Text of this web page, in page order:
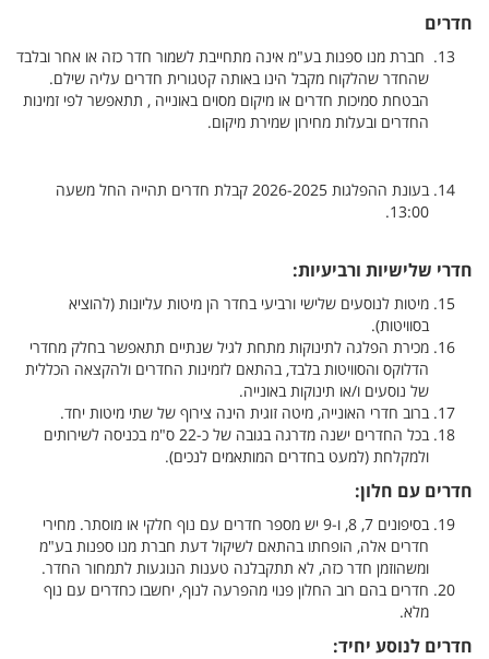
חדרים
חברת מנו ספנות בע"מ אינה מתחייבת לשמור חדר כזה או אחר ובלבד
שהחדר שהלקוח מקבל הינו באותה קטגורית חדרים עליה שילם.
הבטחת סמיכות חדרים או מיקום מסוים באונייה , תתאפשר לפי זמינות
החדרים ובעלות מחירון שמירת מיקום.
בעונת ההפלגות 2026-2025 קבלת חדרים תהייה החל משעה
13:00.
חדרי שלישיות ורביעיות:
מיטות לנוסעים שלישי ורביעי בחדר הן מיטות עליונות (להוציא
בסוויטות).
מכירת הפלגה לתינוקות מתחת לגיל שנתיים תתאפשר בחלק מחדרי
הדלוקס והסוויטות בלבד, בהתאם לזמינות החדרים ולהקצאה הכללית
של נוסעים ו/או תינוקות באונייה.
ברוב חדרי האונייה, מיטה זוגית הינה צירוף של שתי מיטות יחד.
בכל החדרים ישנה מדרגה בגובה של כ-22 ס"מ בכניסה לשירותים
ולמקלחת (למעט בחדרים המותאמים לנכים).
חדרים עם חלון:
בסיפונים 7, 8, ו-9 יש מספר חדרים עם נוף חלקי או מוסתר. מחירי
חדרים אלה, הופחתו בהתאם לשיקול דעת חברת מנו ספנות בע"מ
ומשהוזמן חדר כזה, לא תתקבלנה טענות הנוגעות לתמחור החדר.
חדרים בהם רוב החלון פנוי מהפרעה לנוף, יחשבו כחדרים עם נוף
מלא.
חדרים לנוסע יחיד: